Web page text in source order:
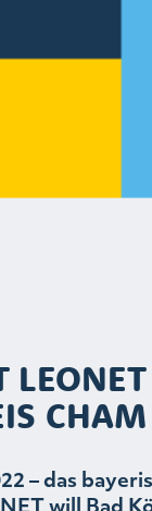
CHAM
– das
will Bad